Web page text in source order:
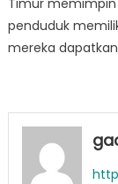
Timur
penduduk
mereka